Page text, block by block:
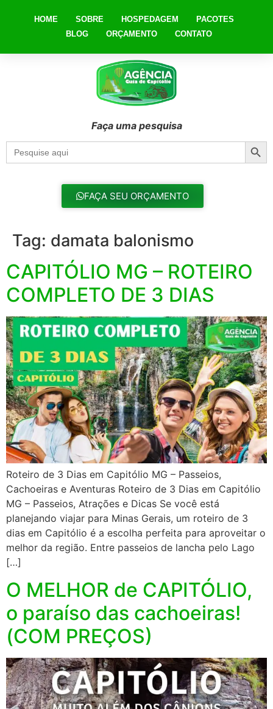
HOME SOBRE HOSPEDAGEM
PACOTES
BLOG
ORÇAMENTO CONTATO
Faça uma pesquisa
Search
for:
FAÇA SEU ORÇAMENTO
Tag: damata balonismo
CAPITÓLIO MG – ROTEIRO
COMPLETO DE 3 DIAS
Roteiro de 3 Dias em Capitólio MG – Passeios,
Cachoeiras e Aventuras Roteiro de 3 Dias em Capitólio
MG – Passeios, Atrações e Dicas Se você está
planejando viajar para Minas Gerais, um roteiro de 3
dias em Capitólio é a escolha perfeita para aproveitar o
melhor da região. Entre passeios de lancha pelo Lago
[…]
O MELHOR de CAPITÓLIO,
o paraíso das cachoeiras!
(COM PREÇOS)